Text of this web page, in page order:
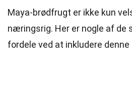
Maya-brødfrugt er ikke kun
næringsrig. Her er nogle af
fordele ved at inkludere